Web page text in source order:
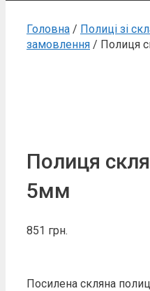
Головна / Полиці зі
замовлення / Полиця
Полиця
5мм
851 грн.
Посилена скляна